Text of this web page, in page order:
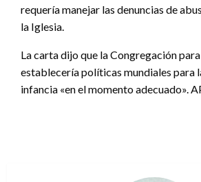
requería manejar las denuncias de
la Iglesia.
La carta dijo que la Congregación
establecería políticas mundiales para
infancia «en el momento adecuado».